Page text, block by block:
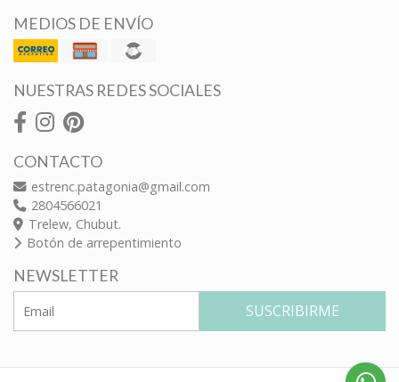
MEDIOS DE ENVÍO
NUESTRAS REDES SOCIALES
CONTACTO
estrenc.patagonia@gmail.com
2804566021
Trelew, Chubut.
Botón de arrepentimiento
NEWSLETTER
SUSCRIBIRME